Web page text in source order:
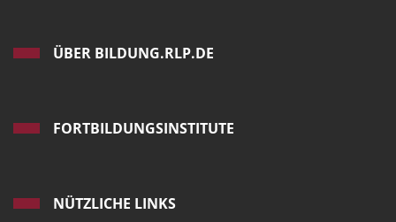
ÜBER BILDUNG.RLP.DE
FORTBILDUNGSINSTITUTE
NÜTZLICHE LINKS